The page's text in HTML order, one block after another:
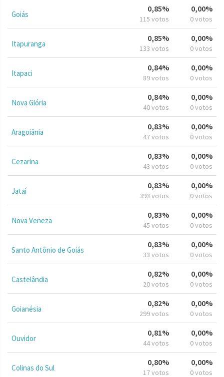
Goiás
0,85%
115 votos
0,00%
0 votos
Itapuranga
0,85%
133 votos
0,00%
0 votos
Itapaci
0,84%
89 votos
0,00%
0 votos
Nova Glória
0,84%
40 votos
0,00%
0 votos
Aragoiânia
0,83%
47 votos
0,00%
0 votos
Cezarina
0,83%
43 votos
0,00%
0 votos
Jataí
0,83%
393 votos
0,00%
0 votos
Nova Veneza
0,83%
45 votos
0,00%
0 votos
Santo Antônio de Goiás
0,83%
33 votos
0,00%
0 votos
Castelândia
0,82%
20 votos
0,00%
0 votos
Goianésia
0,82%
299 votos
0,00%
0 votos
Ouvidor
0,81%
44 votos
0,00%
0 votos
Colinas do Sul
0,80%
17 votos
0,00%
0 votos